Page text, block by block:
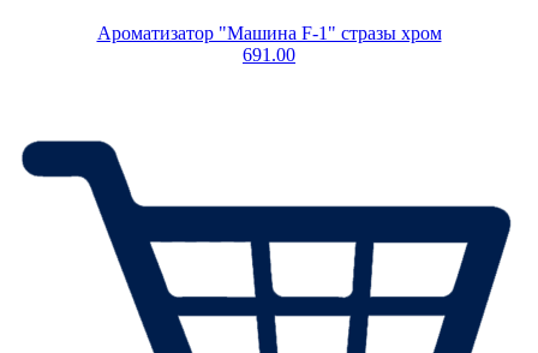
Ароматизатор "Машина F-1" стразы хром
691.00